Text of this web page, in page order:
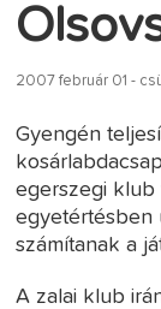
2007 február 01 -
Gyengén
egerszegi klub
egyetértésben
számítanak a
A zalai klub